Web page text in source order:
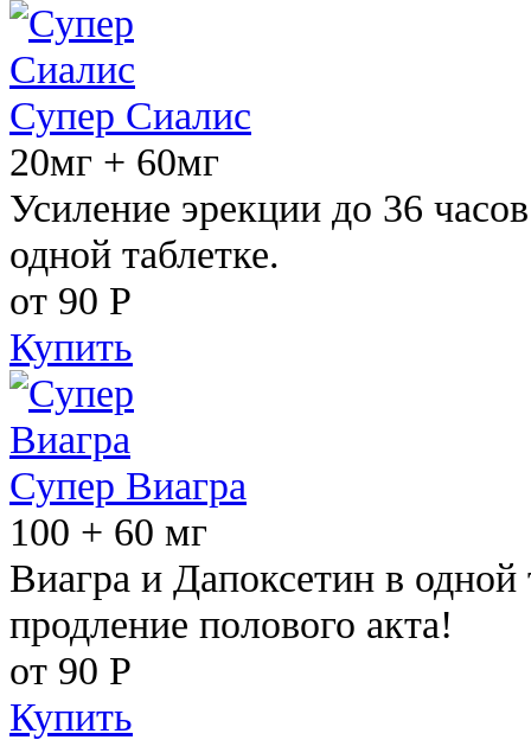
Супер Сиалис
20мг + 60мг
Усиление эрекции до 36
одной таблетке.
от 90 Р
Купить
Супер Виагра
100 + 60 мг
Виагра и Дапоксетин в одной
продление полового акта!
от 90 Р
Купить